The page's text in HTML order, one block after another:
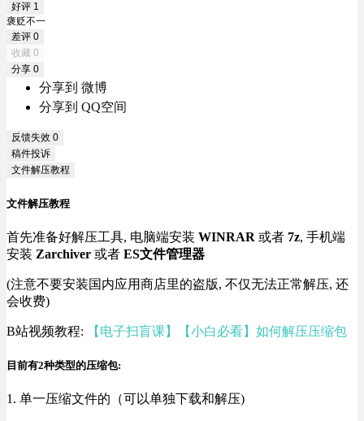
好评 1
褒贬不一
差评 0
收藏 0
分享 0
分享到 微博
分享到 QQ空间
反馈失效 0
稿件投诉
文件解压教程
文件解压教程
首先准备好解压工具, 电脑端安装 WINRAR 或者 7z, 手机端
安装 Zarchiver 或者 ES文件管理器
(注意不要安装国内应用商店里的盗版, 不仅无法正常解压, 还
会收费)
B站视频教程: 【电子扫盲课】【小白必看】如何解压压缩包
目前有2种类型的压缩包:
1. 单一压缩文件的（可以单独下载和解压)